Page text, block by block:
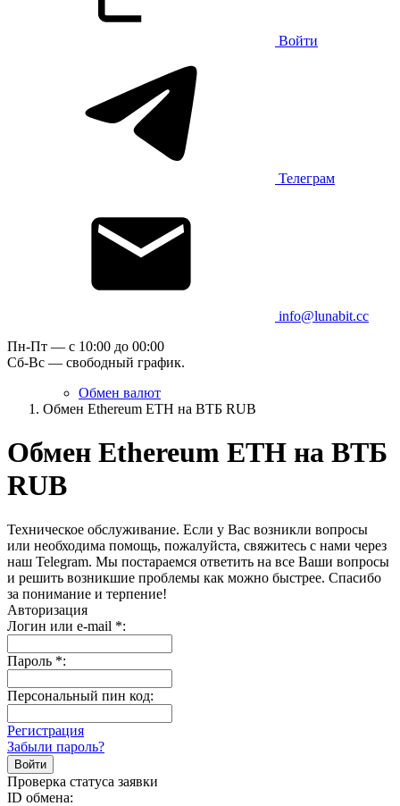
Войти
Телеграм
info@lunabit.cc
Пн-Пт — c 10:00 до 00:00
Сб-Вс — свободный график.
Обмен валют
Обмен Ethereum ETH на ВТБ RUB
Обмен Ethereum ETH на ВТБ
RUB
Техническое обслуживание. Если у Вас возникли вопросы
или необходима помощь, пожалуйста, свяжитесь с нами через
наш Telegram. Мы постараемся ответить на все Ваши вопросы
и решить возникшие проблемы как можно быстрее. Спасибо
за понимание и терпение!
Авторизация
Логин или e-mail *:
Пароль *:
Персональный пин код:
Регистрация
Забыли пароль?
Проверка статуса заявки
ID обмена: